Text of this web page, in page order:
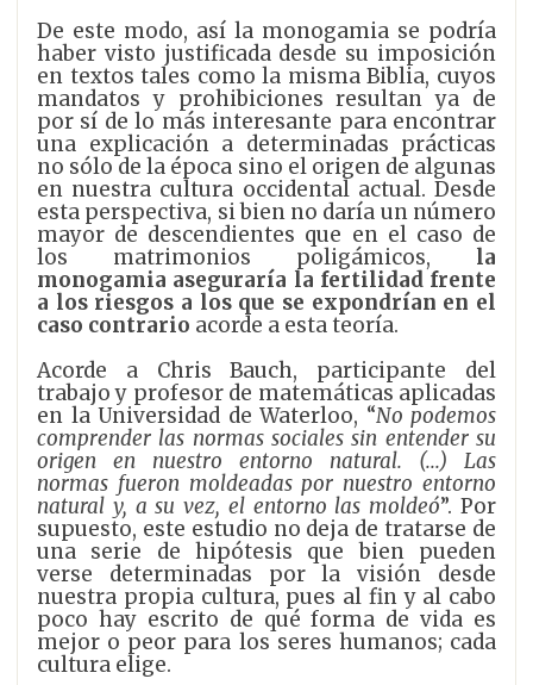
De este modo, así la monogamia se podría
haber visto justificada desde su imposición
en textos tales como la misma Biblia, cuyos
mandatos y prohibiciones resultan ya de
por sí de lo más interesante para encontrar
una explicación a determinadas prácticas
no sólo de la época sino el origen de algunas
en nuestra cultura occidental actual. Desde
esta perspectiva, si bien no daría un número
mayor de descendientes que en el caso de
los matrimonios poligámicos,
la
monogamia aseguraría la fertilidad frente
a los riesgos a los que se expondrían en el
caso contrario acorde a esta teoría.
Acorde a Chris Bauch, participante del
trabajo y profesor de matemáticas aplicadas
en la Universidad de Waterloo, “No podemos
comprender las normas sociales sin entender su
origen en nuestro entorno natural.
(...) Las
normas fueron moldeadas por nuestro entorno
natural y, a su vez, el entorno las moldeó”. Por
supuesto, este estudio no deja de tratarse de
una serie de hipótesis que bien pueden
verse determinadas por la visión desde
nuestra propia cultura, pues al fin y al cabo
poco hay escrito de qué forma de vida es
mejor o peor para los seres humanos; cada
cultura elige.